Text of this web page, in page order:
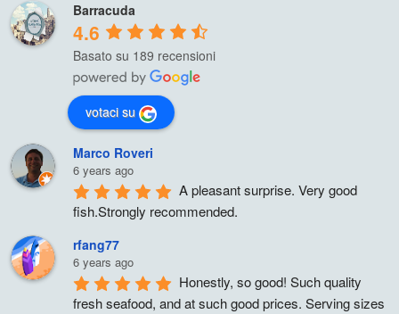
Barracuda
4.6
Basato su 189 recensioni
votaci su
Marco Roveri
6 years ago
A pleasant surprise. Very good
fish.Strongly recommended.
rfang77
6 years ago
Honestly, so good! Such quality
fresh seafood, and at such good prices. Serving sizes